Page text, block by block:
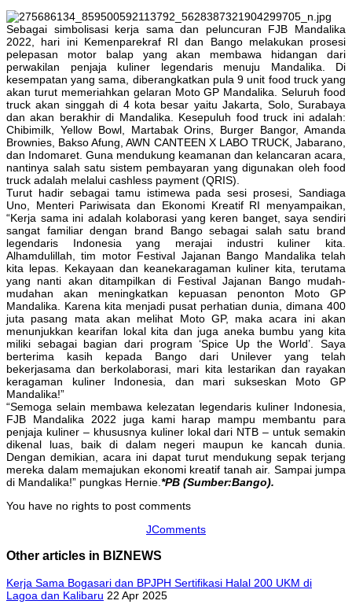
Sebagai simbolisasi kerja sama dan peluncuran FJB Mandalika
2022, hari ini Kemenparekraf RI dan Bango melakukan prosesi
pelepasan motor balap yang akan membawa hidangan dari
perwakilan penjaja kuliner legendaris menuju Mandalika. Di
kesempatan yang sama, diberangkatkan pula 9 unit food truck yang
akan turut memeriahkan gelaran Moto GP Mandalika. Seluruh food
truck akan singgah di 4 kota besar yaitu Jakarta, Solo, Surabaya
dan akan berakhir di Mandalika. Kesepuluh food truck ini adalah:
Chibimilk, Yellow Bowl, Martabak Orins, Burger Bangor, Amanda
Brownies, Bakso Afung, AWN CANTEEN X LABO TRUCK, Jabarano,
dan Indomaret. Guna mendukung keamanan dan kelancaran acara,
nantinya salah satu sistem pembayaran yang digunakan oleh food
truck adalah melalui cashless payment (QRIS).
Turut hadir sebagai tamu istimewa pada sesi prosesi, Sandiaga
Uno, Menteri Pariwisata dan Ekonomi Kreatif RI menyampaikan,
“Kerja sama ini adalah kolaborasi yang keren banget, saya sendiri
sangat familiar dengan brand Bango sebagai salah satu brand
legendaris Indonesia yang merajai industri kuliner kita.
Alhamdulillah, tim motor Festival Jajanan Bango Mandalika telah
kita lepas. Kekayaan dan keanekaragaman kuliner kita, terutama
yang nanti akan ditampilkan di Festival Jajanan Bango mudah-
mudahan akan meningkatkan kepuasan penonton Moto GP
Mandalika. Karena kita menjadi pusat perhatian dunia, dimana 400
juta pasang mata akan melihat Moto GP, maka acara ini akan
menunjukkan kearifan lokal kita dan juga aneka bumbu yang kita
miliki sebagai bagian dari program ‘Spice Up the World’. Saya
berterima kasih kepada Bango dari Unilever yang telah
bekerjasama dan berkolaborasi, mari kita lestarikan dan rayakan
keragaman kuliner Indonesia, dan mari sukseskan Moto GP
Mandalika!”
“Semoga selain membawa kelezatan legendaris kuliner Indonesia,
FJB Mandalika 2022 juga kami harap mampu membantu para
penjaja kuliner – khususnya kuliner lokal dari NTB – untuk semakin
dikenal luas, baik di dalam negeri maupun ke kancah dunia.
Dengan demikian, acara ini dapat turut mendukung sepak terjang
mereka dalam memajukan ekonomi kreatif tanah air. Sampai jumpa
di Mandalika!” pungkas Hernie. *PB (Sumber:Bango).
You have no rights to post comments
JComments
Other articles in BIZNEWS
Kerja Sama Bogasari dan BPJPH Sertifikasi Halal 200 UKM di
Lagoa dan Kalibaru 22 Apr 2025